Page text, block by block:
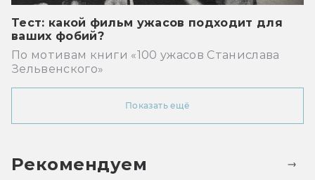
Тест: какой фильм ужасов подходит для
ваших фобий?
По мотивам книги «100 ужасов Станислава
Зельвенского»
Показать ещё
Рекомендуем